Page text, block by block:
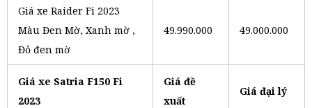
Giá xe Raider Fi 2023
Màu Đen Mờ, Xanh mờ ,
Đỏ đen mờ
49.990.000 49.000.000
Giá xe Satria F150 Fi
2023
Giá đề
xuất
Giá đại lý